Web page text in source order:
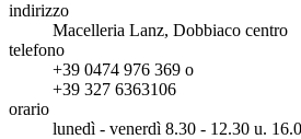
indirizzo
Macelleria Lanz, Dobbiaco centro
telefono
+39 0474 976 369 o
+39 327 6363106
orario
lunedì - venerdì 8.30 - 12.30 u.